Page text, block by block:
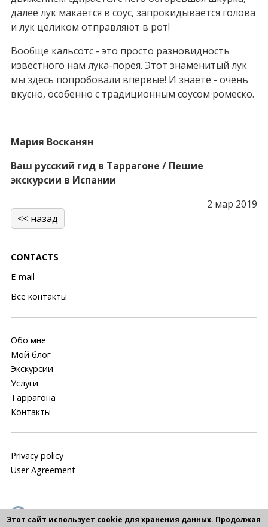
далее лук макается в соус, запрокидывается голова
и лук целиком отправляют в рот!
Вообще кальсотс - это просто разновидность
известного нам лука-порея. Этот знаменитый лук
мы здесь попробовали впервые! И знаете - очень
вкусно, особенно с традиционным соусом ромеско.
Мария Восканян
Ваш русский гид в Таррагоне / Пешие
экскурсии в Испании
2 мар 2019
<< назад
CONTACTS
E-mail
Все контакты
Обо мне
Мой блог
Экскурсии
Услуги
Таррагона
Контакты
Privacy policy
User Agreement
Этот сайт использует cookie для хранения данных. Продолжая